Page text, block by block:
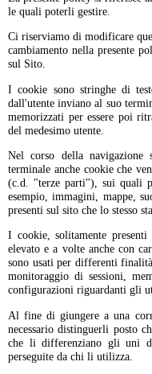
le quali poterli gestire.
Ci riserviamo di modificare
cambiamento nella presente
sul Sito.
I cookie sono stringhe di
dall'utente inviano al suo
memorizzati per essere poi
del medesimo utente.
Nel corso della
terminale anche cookie che
(c.d. "terze parti"), sui quali
esempio, immagini, mappe,
presenti sul sito che lo stesso
I cookie, solitamente
elevato e a volte anche con
sono usati per differenti
monitoraggio di sessioni,
configurazioni riguardanti gli
Al fine di giungere a una
necessario distinguerli posto
che li differenziano gli uni
perseguite da chi li utilizza.